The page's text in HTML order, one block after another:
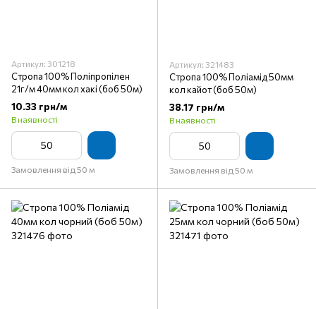
Артикул: 301218
Стропа 100% Поліпропілен
21г/м 40мм кол хакі (боб 50м)
10.33 грн/м
В наявності
Замовлення від 50 м
Артикул: 321483
Стропа 100% Поліамід 50мм
кол кайот (боб 50м)
38.17 грн/м
В наявності
Замовлення від 50 м